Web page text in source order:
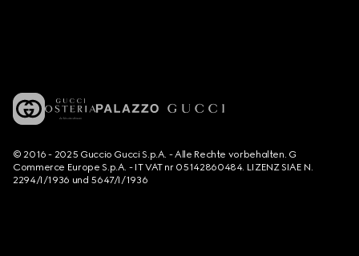
© 2016 - 2025 Guccio Gucci S.p.A. - Alle Rechte vorbehalten. G
Commerce Europe S.p.A. - IT VAT nr 05142860484. LIZENZ SIAE N.
2294/I/1936 und 5647/I/1936